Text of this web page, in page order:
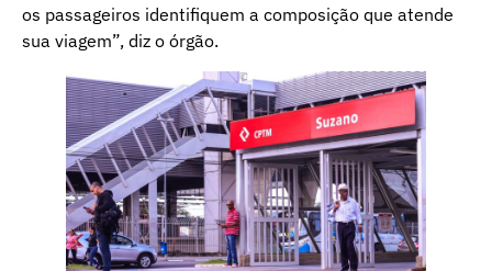
os passageiros identifiquem a composição que atende
sua viagem”, diz o órgão.